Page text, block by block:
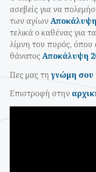
ασεβείς για να
των αγίων
τελικά ο καθένας για
λίμνη του πυρός, όπου
θάνατοςΑποκάλυψη
Πες μας τη γνώμη σου
Επιστροφή στην